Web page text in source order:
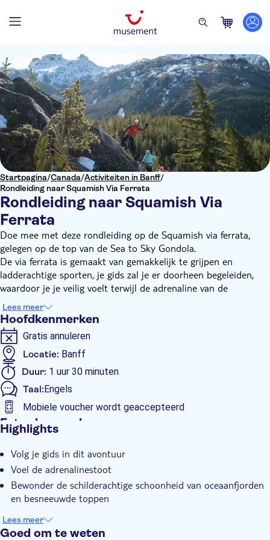
Startpagina/Canada/Activiteiten in Banff/
Rondleiding naar Squamish Via Ferrata
Rondleiding naar Squamish Via
Ferrata
Doe mee met deze rondleiding op de Squamish via ferrata,
gelegen op de top van de Sea to Sky Gondola.
De via ferrata is gemaakt van gemakkelijk te grijpen en
ladderachtige sporten, je gids zal je er doorheen begeleiden,
waardoor je je veilig voelt terwijl de adrenaline van de
hangbruggen er doorheen raast. Onderweg kunt u de
schilderachtige schoonheid van oceaanfjorden en besneeuwde
toppen die u omringen bewonderen.
Je wordt tijdens de hele wandeling veilig vastgemaakt aan de
rots met vaste kabels.
Lees meer
Hoofdkenmerken
Gratis annuleren
Locatie: Banff
Duur: 1 uur 30 minuten
Taal:Engels
Mobiele voucher wordt geaccepteerd
Extra kenmerken
Subject expert guide
E-Voucher
Highlights
Volg je gids in dit avontuur
Voel de adrenalinestoot
Bewonder de schilderachtige schoonheid van oceaanfjorden
en besneeuwde toppen
Lees meer
Goed om te weten